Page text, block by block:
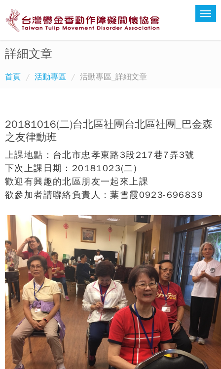
詳細文章
首頁 活動專區 活動專區_詳細文章
20181016(二)台北區社團台北區社團_巴金森
之友律動班
上課地點：台北市忠孝東路3段217巷7弄3號
下次上課日期：20181023(二)
歡迎有興趣的北區朋友一起來上課
欲參加者請聯絡負責人：葉雪霞0923-696839